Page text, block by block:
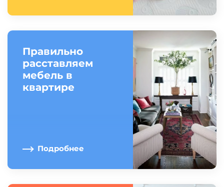
Правильно
расставляем
мебель в
квартире
Подробнее